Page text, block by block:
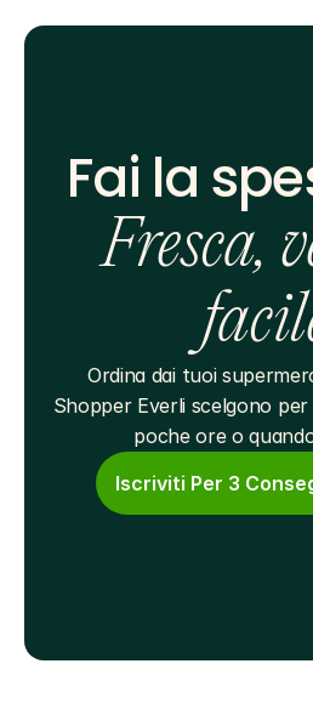
Fai la
Fresca,
Ordina dai tuoi
Shopper Everli scelgono
poche ore o
Iscriviti Per 3